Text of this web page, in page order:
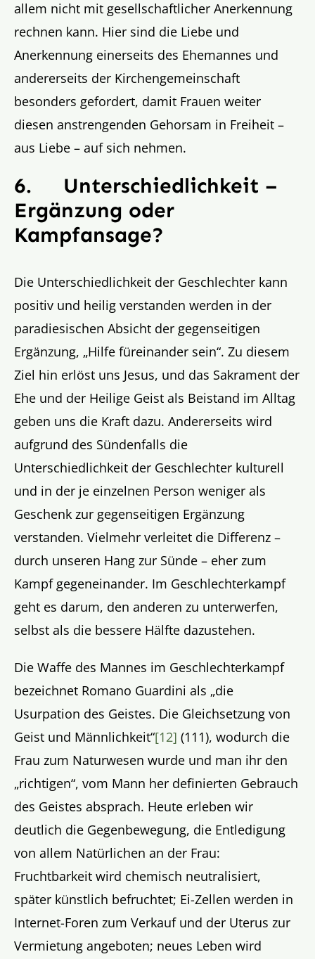
allem nicht mit gesellschaftlicher Anerkennung
rechnen kann. Hier sind die Liebe und
Anerkennung einerseits des Ehemannes und
andererseits der Kirchengemeinschaft
besonders gefordert, damit Frauen weiter
diesen anstrengenden Gehorsam in Freiheit –
aus Liebe – auf sich nehmen.
6. Unterschiedlichkeit –
Ergänzung oder
Kampfansage?
Die Unterschiedlichkeit der Geschlechter kann
positiv und heilig verstanden werden in der
paradiesischen Absicht der gegenseitigen
Ergänzung, „Hilfe füreinander sein“. Zu diesem
Ziel hin erlöst uns Jesus, und das Sakrament der
Ehe und der Heilige Geist als Beistand im Alltag
geben uns die Kraft dazu. Andererseits wird
aufgrund des Sündenfalls die
Unterschiedlichkeit der Geschlechter kulturell
und in der je einzelnen Person weniger als
Geschenk zur gegenseitigen Ergänzung
verstanden. Vielmehr verleitet die Differenz –
durch unseren Hang zur Sünde – eher zum
Kampf gegeneinander. Im Geschlechterkampf
geht es darum, den anderen zu unterwerfen,
selbst als die bessere Hälfte dazustehen.
Die Waffe des Mannes im Geschlechterkampf
bezeichnet Romano Guardini als „die
Usurpation des Geistes. Die Gleichsetzung von
Geist und Männlichkeit“[12] (111), wodurch die
Frau zum Naturwesen wurde und man ihr den
„richtigen“, vom Mann her definierten Gebrauch
des Geistes absprach. Heute erleben wir
deutlich die Gegenbewegung, die Entledigung
von allem Natürlichen an der Frau:
Fruchtbarkeit wird chemisch neutralisiert,
später künstlich befruchtet; Ei-Zellen werden in
Internet-Foren zum Verkauf und der Uterus zur
Vermietung angeboten; neues Leben wird